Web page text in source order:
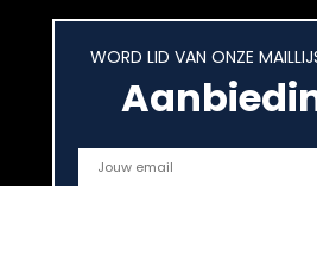
WORD LID VAN ONZE